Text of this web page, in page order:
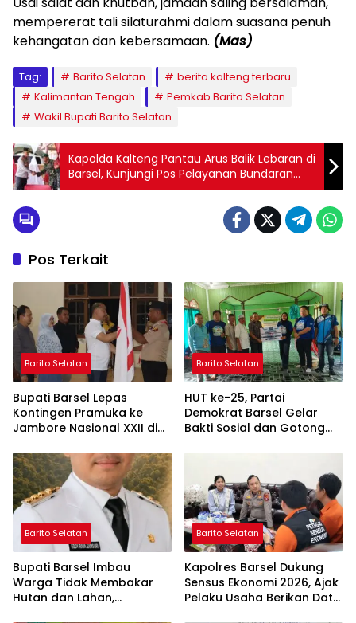
mempererat tali silaturahmi dalam suasana penuh
kehangatan dan kebersamaan. (Mas)
Tag: Barito Selatan
berita kalteng terbaru
Kalimantan Tengah
Pemkab Barito Selatan
Wakil Bupati Barito Selatan
Kapolda Kalteng Pantau Arus Balik Lebaran di
Barsel, Kunjungi Pos Pelayanan Bundaran
Sanggu
Pos Terkait
Barito Selatan
Bupati Barsel Lepas
Kontingen Pramuka ke
Jambore Nasional XXII di
Barito Selatan
HUT ke-25, Partai
Demokrat Barsel Gelar
Bakti Sosial dan Gotong
Ashfiya
Barito Selatan
Bupati Barsel Imbau
Warga Tidak Membakar
Hutan dan Lahan,
Barito Selatan
Kapolres Barsel Dukung
Sensus Ekonomi 2026, Ajak
Pelaku Usaha Berikan Data